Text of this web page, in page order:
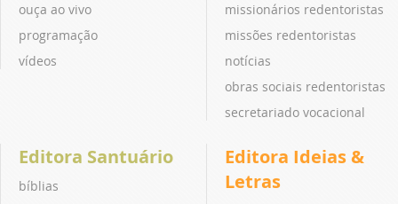
ouça ao vivo
programação
vídeos
missionários redentoristas
missões redentoristas
notícias
obras sociais redentoristas
secretariado vocacional
Editora Santuário
bíblias
Editora Ideias &
Letras